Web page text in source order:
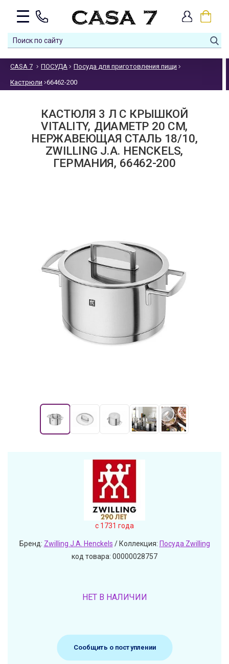
CASA 7 ПОСУДА Посуда для приготовления пищи
Кастрюли 66462-200
КАСТЮЛЯ 3 Л С КРЫШКОЙ
VITALITY, ДИАМЕТР 20 СМ,
НЕРЖАВЕЮЩАЯ СТАЛЬ 18/10,
ZWILLING J.A. HENCKELS,
ГЕРМАНИЯ, 66462-200
c 1731 года
Бренд: Zwilling J.A. Henckels / Коллекция: Посуда Zwilling
код товара: 00000028757
НЕТ В НАЛИЧИИ
Сообщить о поступлении